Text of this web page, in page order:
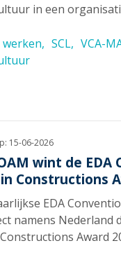
in een
SCL
VCA-
15-06-2026
wint de EDA
Constructions
EDA
namens Nederland
Award